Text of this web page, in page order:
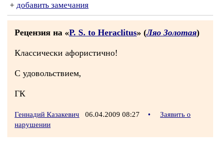
+ добавить замечания
Рецензия на «P. S. to Heraclitus» (Ляо Золотая)
Классически афористично!
С удовольствием,
ГК
Геннадий Казакевич 06.04.2009 08:27 •
Заявить о
нарушении